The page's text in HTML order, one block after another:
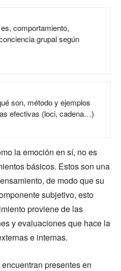
comportamiento,
grupal según
son, método y ejemplos
efectivas (loci, cadena…)
la emoción en sí, no es
básicos. Estos son una
de modo que su
subjetivo, esto
proviene de las
y evaluaciones que hace la
e internas.
presentes en